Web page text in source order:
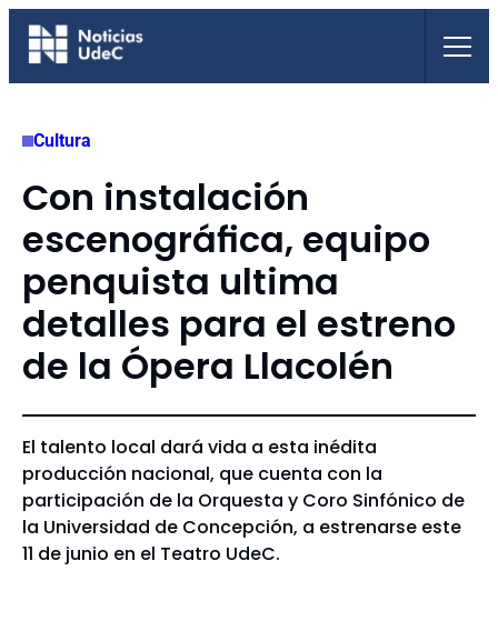
Saltar
Cultura
Con instalación
escenográfica, equipo
penquista ultima
detalles para el estreno
de la Ópera Llacolén
El talento local dará vida a esta inédita
producción nacional, que cuenta con la
participación de la Orquesta y Coro Sinfónico de
la Universidad de Concepción, a estrenarse este
11 de junio en el Teatro UdeC.